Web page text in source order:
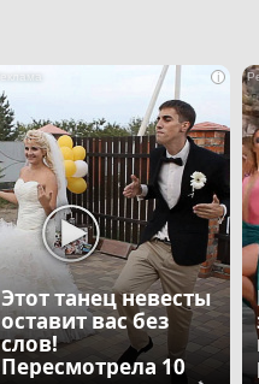
i
Этот танец невесты
оставит вас без
слов!
Пересмотрела 10